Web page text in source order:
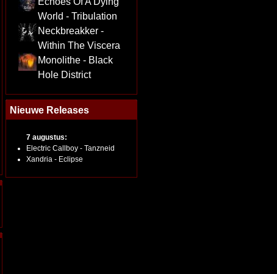
World - Tribulation
Neckbreakker -
Within The Viscera
Monolithe - Black
Hole District
Nieuwe Releases
7 augustus:
Electric Callboy - Tanzneid
Xandria - Eclipse